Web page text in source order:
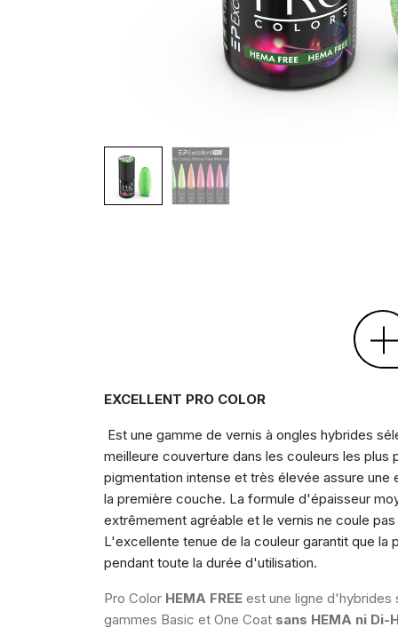
EXCELLENT PRO COLOR
Est une gamme de vernis à ongles hybrides
meilleure couverture dans les couleurs les plus
pigmentation intense et très élevée assure
la première couche. La formule d'épaisseur
extrêmement agréable et le vernis ne coule
L'excellente tenue de la couleur garantit que la
pendant toute la durée d'utilisation.
Pro Color HEMA FREE est une ligne d'hybrides
gammes Basic et One Coat sans HEMA ni Di-